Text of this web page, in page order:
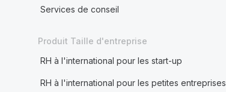
Services de conseil
Produit Taille d'entreprise
RH à l'international pour les start-up
RH à l'international pour les petites entreprises